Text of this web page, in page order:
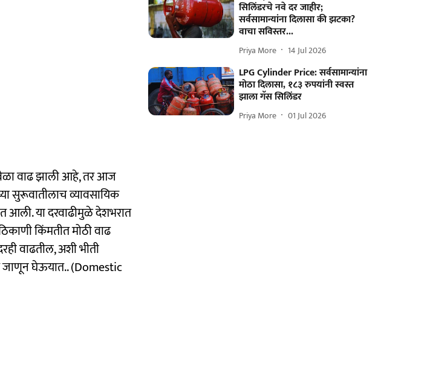
वाढ झाली आहे, तर आज
सुरूवातीलाच व्यावसायिक
आली. या दरवाढीमुळे देशभरात
किंमतीत मोठी वाढ
वाढतील, अशी भीती
जाणून घेऊयात.. (Domestic
सिलिंडरचे नवे दर जाहीर;
सर्वसामान्यांना दिलासा की झटका?
वाचा सविस्तर...
Priya More 14 Jul 2026
LPG Cylinder Price: सर्वसामान्यांना
मोठा दिलासा, १८३ रुपयांनी स्वस्त
झाला गॅस सिलिंडर
Priya More 01 Jul 2026